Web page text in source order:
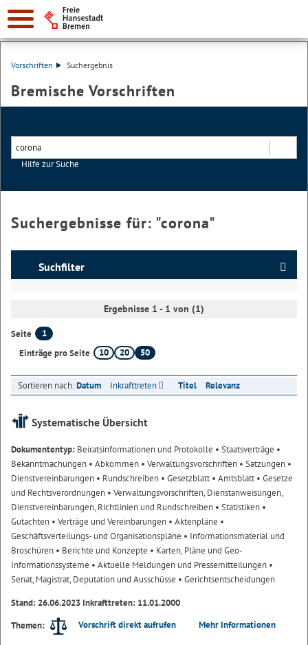
Vorschriften Suchergebnis
Bremische Vorschriften
Hilfe zur Suche
Suchergebnisse für: "corona"
Suchfilter
Ergebnisse 1 - 1 von (1)
Seite
1
Einträge pro Seite
10 20 50
Sortieren nach:Datum Inkrafttreten Titel Relevanz
Systematische Übersicht
Dokumententyp: Beiratsinformationen und Protokolle • Staatsverträge •
Bekanntmachungen • Abkommen • Verwaltungsvorschriften • Satzungen •
Dienstvereinbarungen • Rundschreiben • Gesetzblatt• Amtsblatt• Gesetze
und Rechtsverordnungen • Verwaltungsvorschriften, Dienstanweisungen,
Dienstvereinbarungen, Richtlinien und Rundschreiben • Statistiken •
Gutachten • Verträge und Vereinbarungen • Aktenpläne •
Geschäftsverteilungs- und Organisationspläne • Informationsmaterial und
Broschüren • Berichte und Konzepte • Karten, Pläne und Geo-
Informationssysteme • Aktuelle Meldungen und Pressemitteilungen •
Senat, Magistrat, Deputation und Ausschüsse • Gerichtsentscheidungen
Stand: 26.06.2023 Inkrafttreten: 11.01.2000
Themen:
Vorschrift direkt aufrufen Mehr Informationen